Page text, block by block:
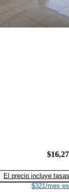
El precio incluye tasas
$321/mes